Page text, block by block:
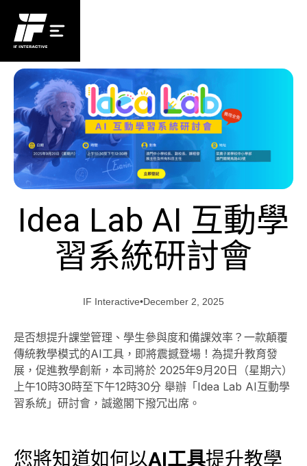
Idea Lab AI 互動學
習系統研討會
IF Interactive•December 2, 2025
是否想提升課堂管理、學生參與度和備課效率？一款顛覆
傳統教學模式的AI工具，即將震撼登場！為提升教育發
展，促進教學創新，本司將於 2025年9月20日（星期六）
上午10時30時至下午12時30分 舉辦「Idea Lab AI互動學
習系統」研討會，誠邀閣下撥冗出席。
您將知道如何以AI工具提升教學